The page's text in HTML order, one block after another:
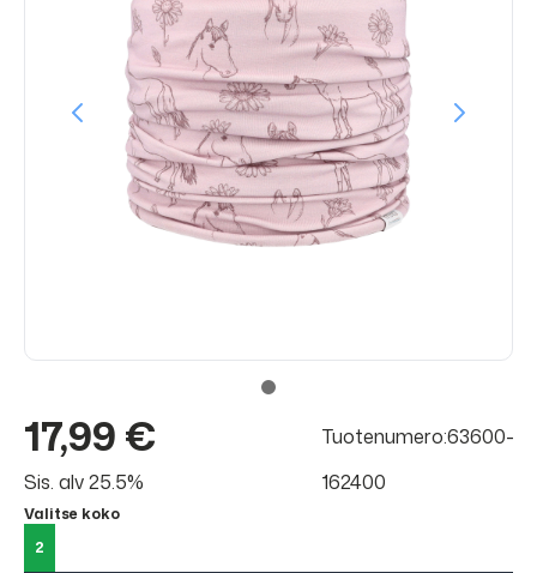
17,99 €
Sis. alv 25.5%
Tuotenumero:63600-
162400
Valitse koko
2